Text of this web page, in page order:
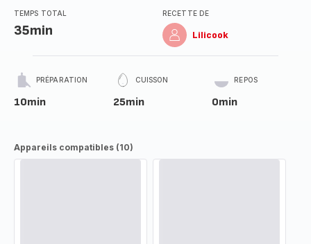
TEMPS TOTAL
35min
RECETTE DE
Lilicook
PRÉPARATION
10min
CUISSON
25min
REPOS
0min
Appareils compatibles (10)